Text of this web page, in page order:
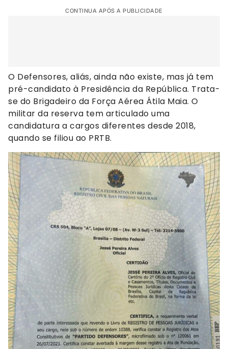
CONTINUA APÓS A PUBLICIDADE
O Defensores, aliás, ainda não existe, mas já tem
pré-candidato à Presidência da República. Trata-
se do Brigadeiro da Força Aérea Átila Maia. O
militar da reserva tem articulado uma
candidatura a cargos diferentes desde 2018,
quando se filiou ao PRTB.